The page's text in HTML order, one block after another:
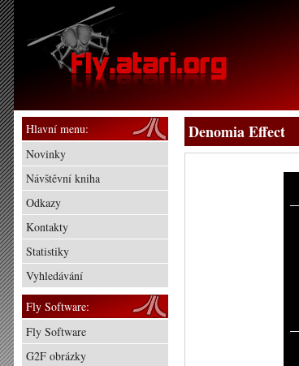
Denomia Effect
Hlavní menu:
Novinky
Návštěvní kniha
Odkazy
Kontakty
Statistiky
Vyhledávání
Fly Software:
Fly Software
G2F obrázky